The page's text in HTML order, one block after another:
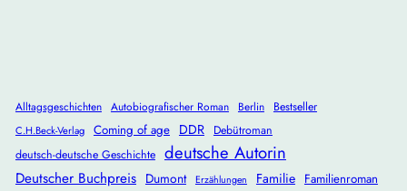
Alltagsgeschichten Autobiografischer Roman Berlin Bestseller
C.H.Beck-Verlag Coming of age DDR
Debütroman
deutsch-deutsche Geschichte deutsche Autorin
Deutscher Buchpreis Dumont Erzählungen Familie Familienroman